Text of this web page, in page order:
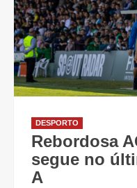
DESPORTO
Rebordosa
segue no
A